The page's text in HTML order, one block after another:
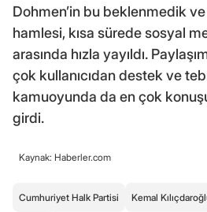
Dohmen’in bu beklenmedik
hamlesi, kısa sürede sosyal
arasında hızla yayıldı.
çok kullanıcıdan destek ve
kamuoyunda da en çok
girdi.
Kaynak: Haberler.com
Cumhuriyet Halk Partisi Kemal